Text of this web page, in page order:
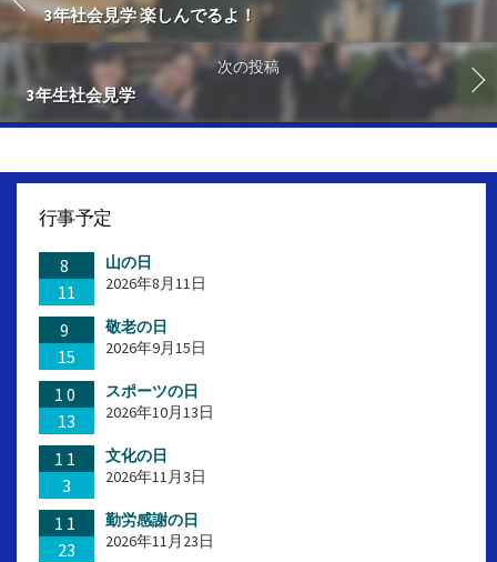
3年社会見学 楽しんでるよ！
次の投稿
3年生社会見学
行事予定
8
11
山の日
2026年8月11日
9
15
敬老の日
2026年9月15日
10
13
スポーツの日
2026年10月13日
11
3
文化の日
2026年11月3日
11
23
勤労感謝の日
2026年11月23日